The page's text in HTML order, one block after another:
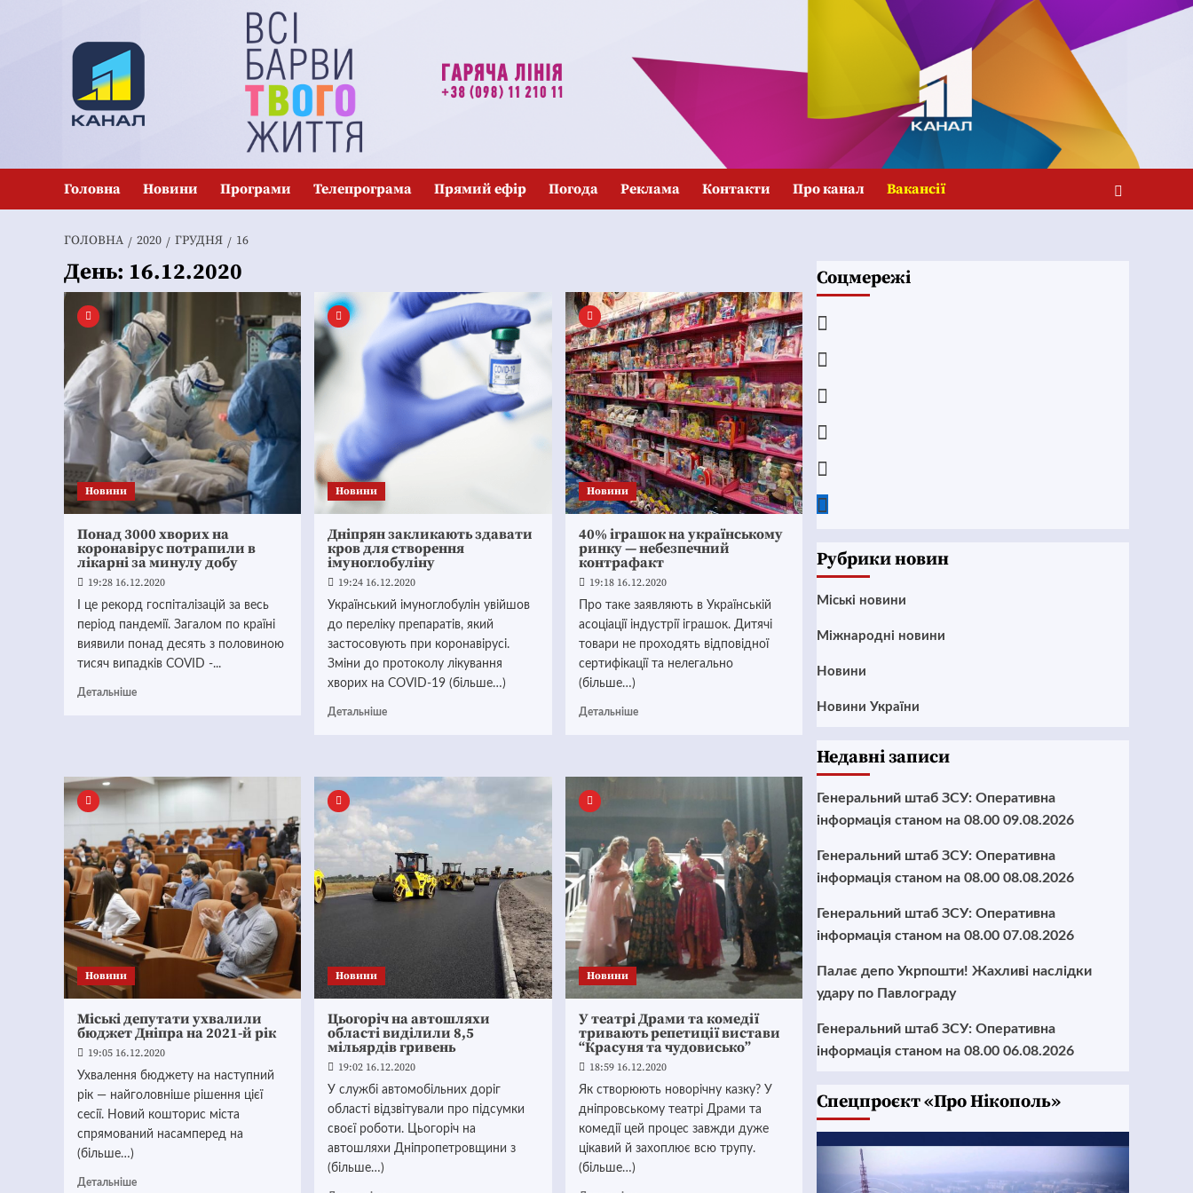
Головна Новини Програми Телепрограма Прямий ефір Погода Реклама Контакти Про канал Вакансії
ГОЛОВНА 2020 ГРУДНЯ 16
День: 16.12.2020
Новини
Понад 3000 хворих на
коронавірус потрапили в
лікарні за минулу добу
19:28 16.12.2020
І це рекорд госпіталізацій за весь
період пандемії. Загалом по країні
виявили понад десять з половиною
тисяч випадків COVID -...
Детальніше
Новини
Дніпрян закликають здавати
кров для створення
імуноглобуліну
19:24 16.12.2020
Український імуноглобулін увійшов
до переліку препаратів, який
застосовують при коронавірусі.
Зміни до протоколу лікування
хворих на COVID-19 (більше…)
Детальніше
Новини
40% іграшок на українському
ринку — небезпечний
контрафакт
19:18 16.12.2020
Про таке заявляють в Українській
асоціації індустрії іграшок. Дитячі
товари не проходять відповідної
сертифікації та нелегально
(більше…)
Детальніше
Новини
Міські депутати ухвалили
бюджет Дніпра на 2021-й рік
19:05 16.12.2020
Ухвалення бюджету на наступний
рік — найголовніше рішення цієї
сесії. Новий кошторис міста
спрямований насамперед на
(більше…)
Детальніше
Новини
Цьогоріч на автошляхи
області виділили 8,5
мільярдів гривень
19:02 16.12.2020
У службі автомобільних доріг
області відзвітували про підсумки
своєї роботи. Цьогоріч на
автошляхи Дніпропетровщини з
(більше…)
Новини
У театрі Драми та комедії
тривають репетиції вистави
“Красуня та чудовисько”
18:59 16.12.2020
Як створюють новорічну казку? У
дніпровському театрі Драми та
комедії цей процес завжди дуже
цікавий й захоплює всю трупу.
(більше…)
Соцмережі
Рубрики новин
Mіські новини
Міжнародні новини
Новини
Новини України
Недавні записи
Генеральний штаб ЗСУ: Оперативна
інформація станом на 08.00 09.08.2026
Генеральний штаб ЗСУ: Оперативна
інформація станом на 08.00 08.08.2026
Генеральний штаб ЗСУ: Оперативна
інформація станом на 08.00 07.08.2026
Палає депо Укрпошти! Жахливі наслідки
удару по Павлограду
Генеральний штаб ЗСУ: Оперативна
інформація станом на 08.00 06.08.2026
Cпецпроєкт «Про Нікополь»